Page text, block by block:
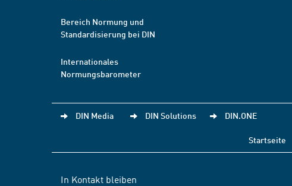
Bereich Normung und
Standardisierung bei DIN
Internationales
Normungsbarometer
DIN Media DIN Solutions DIN.ONE
Startseite
In Kontakt bleiben